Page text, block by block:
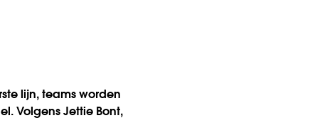
lijn, teams worden
Volgens Jettie Bont,